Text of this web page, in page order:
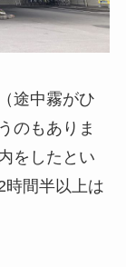
途中霧がひ
のもありま
をしたとい
時間半以上は